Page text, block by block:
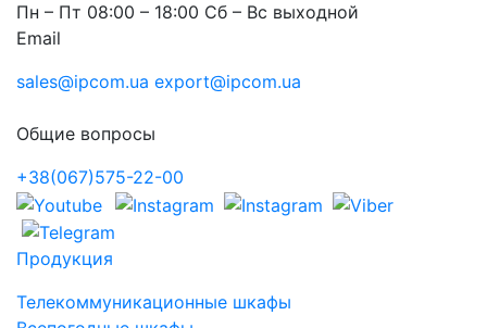
Пн – Пт 08:00 – 18:00 Сб – Вс выходной
Email
sales@ipcom.ua export@ipcom.ua
Общие вопросы
+38(067)575-22-00
Продукция
Телекоммуникационные шкафы